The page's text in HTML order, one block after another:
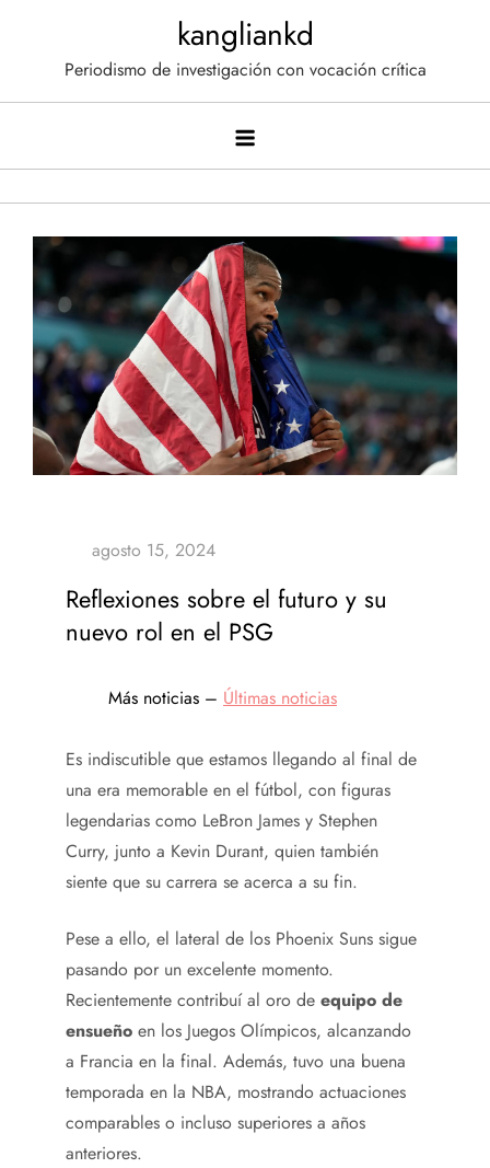
contenido
kangliankd
Periodismo de investigación con vocación crítica
Reflexiones sobre el futuro y su
nuevo rol en el PSG
Más noticias – Últimas noticias
Es indiscutible que estamos llegando al final de
una era memorable en el fútbol, ​​con figuras
legendarias como LeBron James y Stephen
Curry, junto a Kevin Durant, quien también
siente que su carrera se acerca a su fin.
Pese a ello, el lateral de los Phoenix Suns sigue
pasando por un excelente momento.
Recientemente contribuí al oro de equipo de
ensueño en los Juegos Olímpicos, alcanzando
a Francia en la final. Además, tuvo una buena
temporada en la NBA, mostrando actuaciones
comparables o incluso superiores a años
anteriores.